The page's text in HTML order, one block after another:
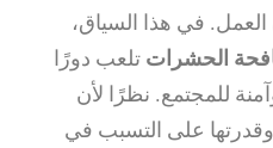
في هذا السياق،
الحشرات تلعب دورًا
للمجتمع. نظرًا لأن
على التسبب في